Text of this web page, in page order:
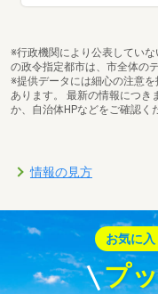
※行政機関により公表してい
の政令指定都市は、市全体の
※提供データには細心の注意
あります。 最新の情報につき
か、自治体HPなどをご確認く
情報の見方
お気に入
プ